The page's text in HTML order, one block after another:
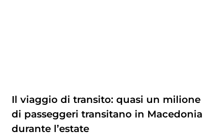
Il viaggio di transito: quasi un milione
di passeggeri transitano in Macedonia
durante l’estate